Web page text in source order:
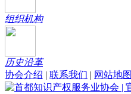
组织机构
历史沿革
协会介绍
联系我们 网站地图